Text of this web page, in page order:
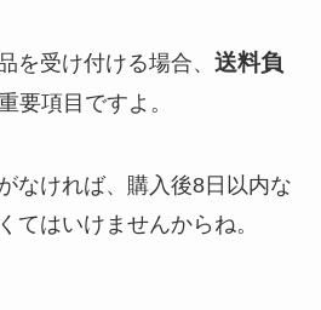
を受け付ける場合、 送料負
要項目ですよ。
なければ、購入後8日以内な
てはいけませんからね。